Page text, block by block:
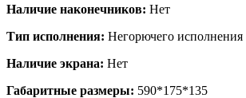
Наличие наконечников: Нет
Тип исполнения: Негорючего исполнения
Наличие экрана: Нет
Габаритные размеры: 590*175*135